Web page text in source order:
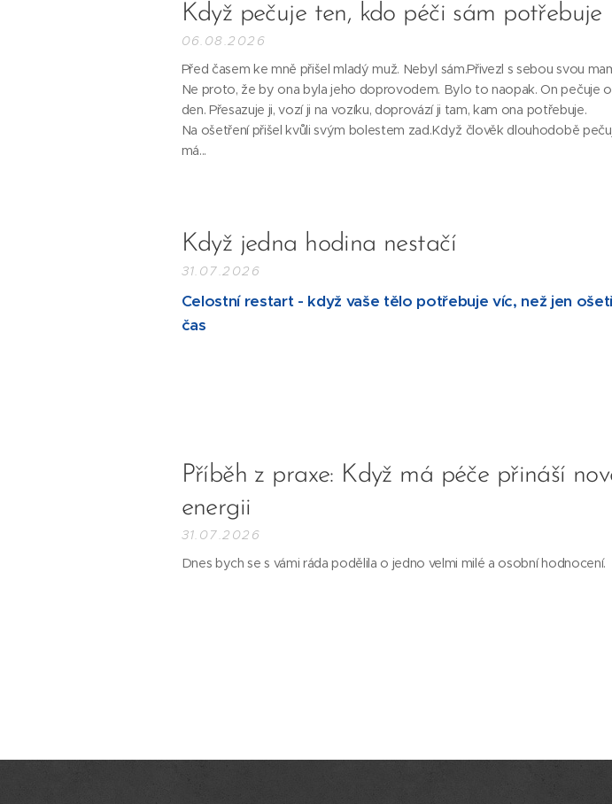
Když pečuje ten, kdo péči sám potřebuje
06.08.2026
Před časem ke mně přišel mladý muž. Nebyl sám.Přivezl s sebou svou
Ne proto, že by ona byla jeho doprovodem. Bylo to naopak. On pečuje o
den. Přesazuje ji, vozí ji na vozíku, doprovází ji tam, kam ona potřebuje.
Na ošetření přišel kvůli svým bolestem zad.Když člověk dlouhodobě
má...
Když jedna hodina nestačí
31.07.2026
Celostní restart - když vaše tělo potřebuje víc, než jen
čas
Příběh z praxe: Když má péče přináší
energii 🌿
31.07.2026
Dnes bych se s vámi ráda podělila o jedno velmi milé a osobní hodnocení.